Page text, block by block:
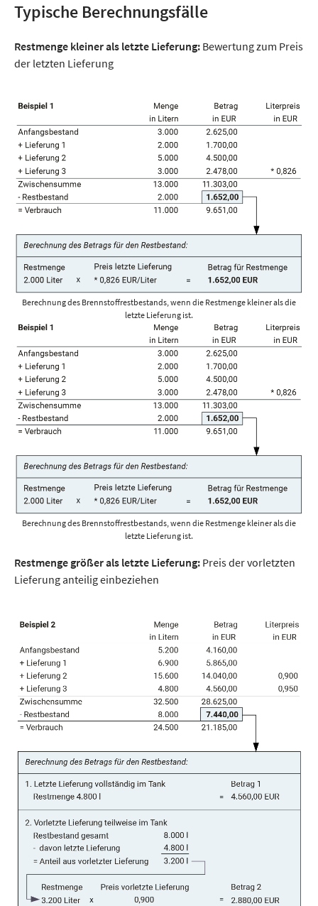
Typische Berechnungsfälle
Restmenge kleiner als letzte Lieferung: Bewertung zum Preis
der letzten Lieferung
Berechnung des Brennstoffrestbestands, wenn die Restmenge kleiner als die
letzte Lieferung ist.
Berechnung des Brennstoffrestbestands, wenn die Restmenge kleiner als die
letzte Lieferung ist.
Restmenge größer als letzte Lieferung: Preis der vorletzten
Lieferung anteilig einbeziehen